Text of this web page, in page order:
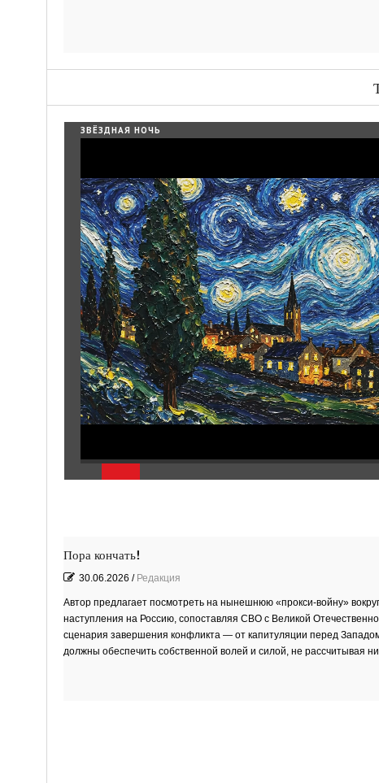
ЗВЁЗДНАЯ НОЧЬ
Пора кончать!
30.06.2026 / Редакция
Автор предлагает посмотреть на нынешнюю «прокси‑войну»
наступления на Россию, сопоставляя СВО с Великой
сценария завершения конфликта — от капитуляции перед
должны обеспечить собственной волей и силой, не рассчитывая